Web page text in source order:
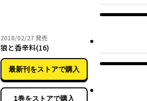
2018/02/272018年02月27日
発売
狼と香辛料(16)
最新刊をストアで購入
1巻をストアで購入